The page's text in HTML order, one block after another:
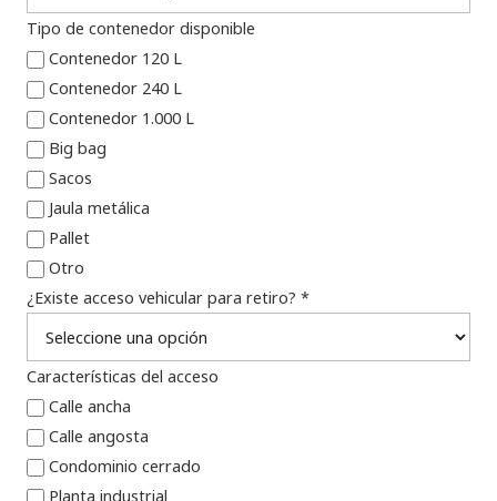
Tipo de contenedor disponible
Contenedor 120 L
Contenedor 240 L
Contenedor 1.000 L
Big bag
Sacos
Jaula metálica
Pallet
Otro
¿Existe acceso vehicular para retiro? *
Características del acceso
Calle ancha
Calle angosta
Condominio cerrado
Planta industrial